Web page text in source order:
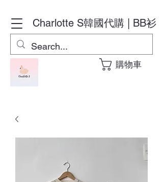
Charlotte S韓國代購 | BB衫
購物車